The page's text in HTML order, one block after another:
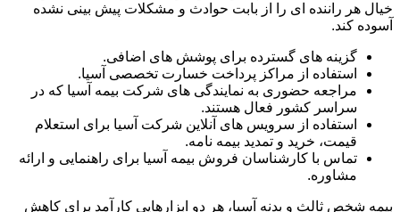
خیال هر راننده ای را از بابت حوادث و مشکلات پیش بینی نشده
آسوده کند.
گزینه های گسترده برای پوشش های اضافی.
استفاده از مراکز پرداخت خسارت تخصصی آسیا.
مراجعه حضوری به نمایندگی های شرکت بیمه آسیا که در
سراسر کشور فعال هستند.
استفاده از سرویس های آنلاین شرکت آسیا برای استعلام
قیمت، خرید و تمدید بیمه نامه.
تماس با کارشناسان فروش بیمه آسیا برای راهنمایی و ارائه
مشاوره.
بیمه شخص ثالث و بدنه آسیا، هر دو ابزارهایی کارآمد برای کاهش